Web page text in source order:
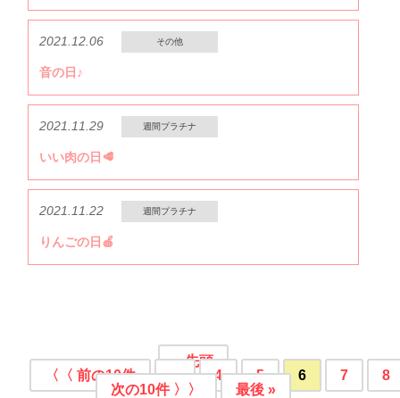
2021.12.06 その他
音の日♪
2021.11.29 週間プラチナ
いい肉の日🥩
2021.11.22 週間プラチナ
りんごの日🍎
« 先頭
〈〈 前の10件
... 4 5 6 7
8
次の10件 〉〉
最後 »